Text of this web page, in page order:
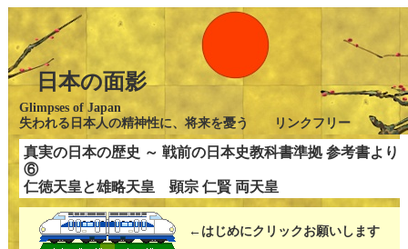
日本の面影
Glimpses of Japan
失われる日本人の精神性に、将来を憂う リンクフリー
真実の日本の歴史 ～ 戦前の日本史教科書準拠 参考書より
⑥
仁徳天皇と雄略天皇 顕宗 仁賢 両天皇
←はじめにクリックお願いします